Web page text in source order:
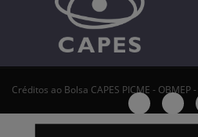
Créditos ao Bolsa CAPES PICME - OBMEP -